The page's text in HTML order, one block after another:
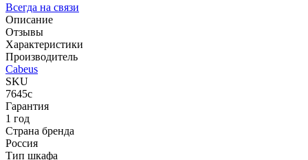
Всегда на связи
Описание
Отзывы
Характеристики
Производитель
Cabeus
SKU
7645c
Гарантия
1 год
Страна бренда
Россия
Тип шкафа